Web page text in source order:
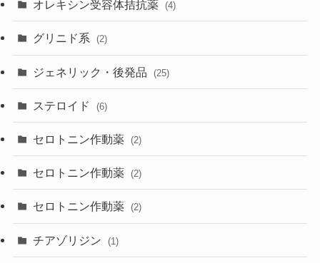
オレキシン受容体拮抗薬 (4)
グリニド系 (2)
ジェネリック・後発品 (25)
ステロイド (6)
セロトニン作動薬 (2)
セロトニン作動薬 (2)
セロトニン作動薬 (2)
チアゾリジン (1)